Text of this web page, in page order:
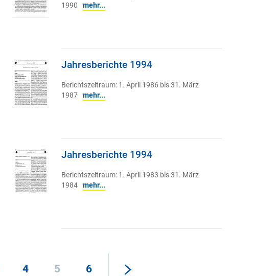
1990
mehr...
Jahresberichte 1994
Berichtszeitraum: 1. April 1986 bis 31. März
1987
mehr...
Jahresberichte 1994
Berichtszeitraum: 1. April 1983 bis 31. März
1984
mehr...
4 5 6